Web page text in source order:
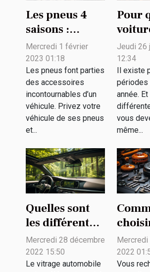
Les pneus 4
saisons :
pourquoi
opter pour ce
choix ?
Mercredi 1 février
2023 01:18
Les pneus font parties
des accessoires
incontournables d’un
véhicule. Privez votre
véhicule de ses pneus
et...
Pour
pour
de
Jeudi 26
12:34
Il existe
périodes
année.
vous
même...
Quelles sont
les différentes
options de
vitres
automobiles ?
Mercredi 28 décembre
2022 15:50
Le vitrage automobile
pièces
pour
2022
Vous